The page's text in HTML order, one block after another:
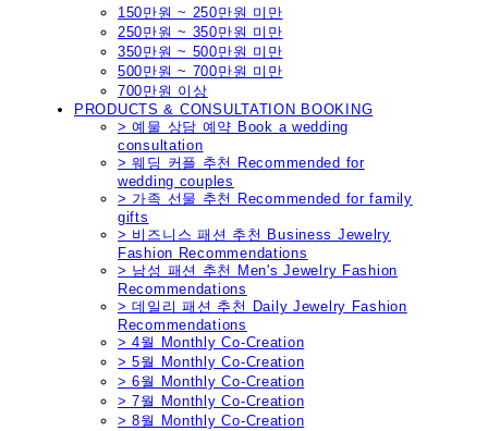
150만원 ~ 250만원 미만
250만원 ~ 350만원 미만
350만원 ~ 500만원 미만
500만원 ~ 700만원 미만
700만원 이상
PRODUCTS & CONSULTATION BOOKING
> 예물 상담 예약 Book a wedding
consultation
> 웨딩 커플 추천 Recommended for
wedding couples
> 가족 선물 추천 Recommended for family
gifts
> 비즈니스 패션 추천 Business Jewelry
Fashion Recommendations
> 남성 패션 추천 Men's Jewelry Fashion
Recommendations
> 데일리 패션 추천 Daily Jewelry Fashion
Recommendations
> 4월 Monthly Co-Creation
> 5월 Monthly Co-Creation
> 6월 Monthly Co-Creation
> 7월 Monthly Co-Creation
> 8월 Monthly Co-Creation